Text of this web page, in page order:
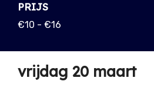
PRIJS
€10 - €16
vrijdag 20 maart